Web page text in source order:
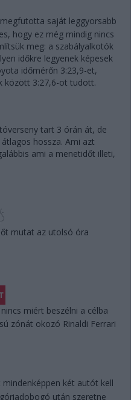
saját leggyorsabb
hogy ez még mindig nincs
meg: a szabályalkotók
időkre legyenek képesek
időmérőn 3:23,9-et,
között 3:27,6-ot tudott.
tart 3 órán át, de
hossza. Ami azt
ami a menetidőt illeti,
mutat az utolsó óra
miért beszélni a célba
zónát okozó Rinaldi Ferrari
két autót kell
után szeretne